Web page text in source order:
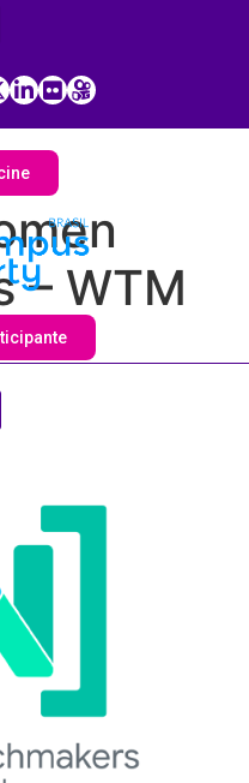
– WTM